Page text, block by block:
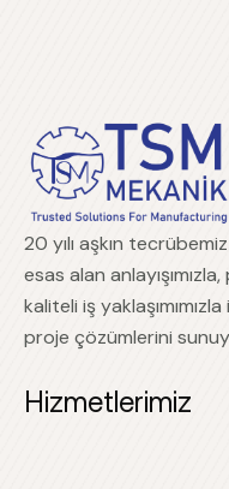
20 yılı aşkın
esas alan
kaliteli iş
proje çözümlerini
Hizmetlerimiz